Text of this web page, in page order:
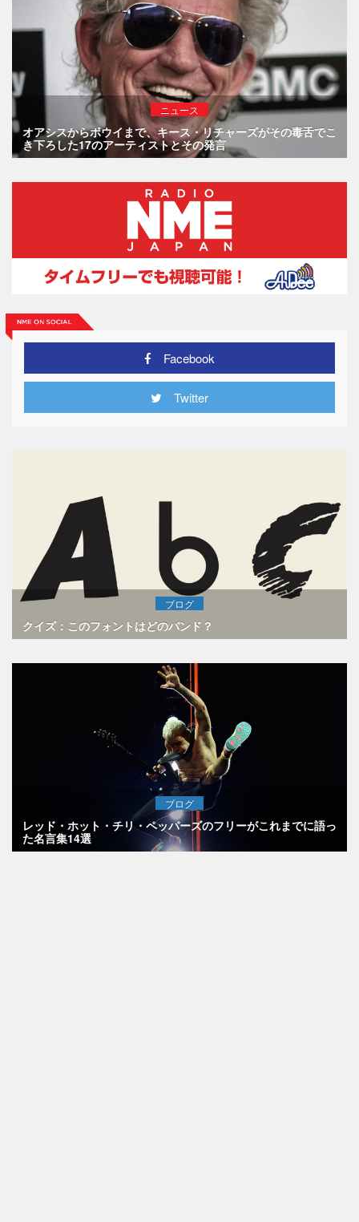
ニュース
オアシスからボウイまで、キース・リチャーズがその毒舌でこ
き下ろした17のアーティストとその発言
Facebook
Twitter
ブログ
クイズ：このフォントはどのバンド？
ブログ
レッド・ホット・チリ・ペッパーズのフリーがこれまでに語っ
た名言集14選